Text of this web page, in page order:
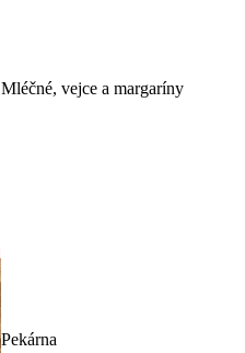
Mléčné, vejce a margaríny
Pekárna